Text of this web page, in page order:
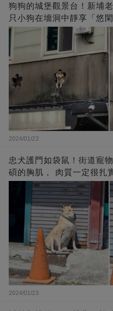
狗狗的城堡觀景台！新埔
只小狗在墻洞中靜享「悠
2024/01/23
忠犬護門如袋鼠！街道寵
碩的胸肌， 肉質一定很扎
2024/01/23